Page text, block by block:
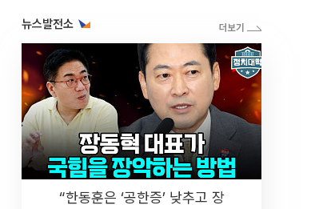
뉴스발전소
“한동훈은 ‘공한증’ 낮추고 장